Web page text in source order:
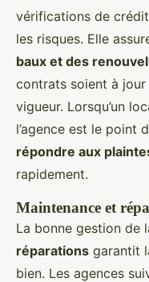
vérifications de
les risques. Elle
baux et des
contrats soient à
vigueur. Lorsqu’un
l’agence est le point
répondre aux
rapidement.
Maintenance et
La bonne gestion de
réparations garantit
bien. Les agences